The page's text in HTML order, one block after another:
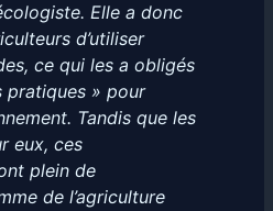
Elle a donc
d’utiliser
ce qui les a obligés
pratiques » pour
Tandis que les
eux, ces
plein de
de l’agriculture